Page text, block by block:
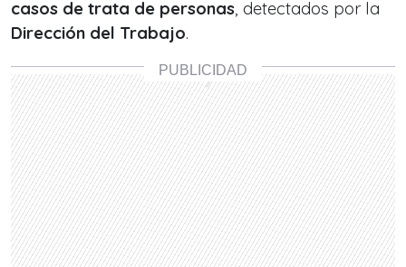
casos de trata de personas, detectados por la
Dirección del Trabajo.